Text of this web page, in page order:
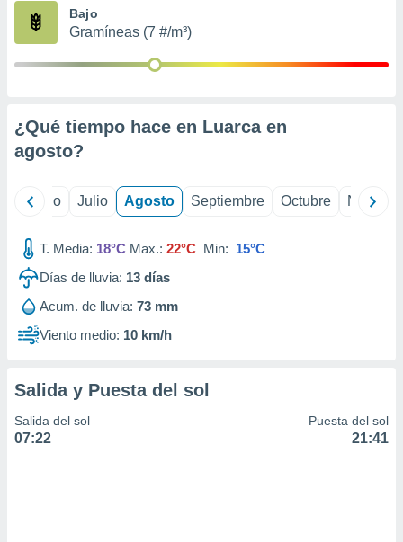
publicidad
1199
Bajo
Gramíneas (7 #/m³)
¿Qué tiempo hace en Luarca en
agosto?
Junio Julio Agosto Septiembre Octubre
T. Media: 18°C Max.: 22°C Min: 15°C
Días de lluvia: 13 días
Acum. de lluvia: 73 mm
Viento medio: 10 km/h
Salida y Puesta del sol
Salida del sol
07:22
Puesta del sol
21:41